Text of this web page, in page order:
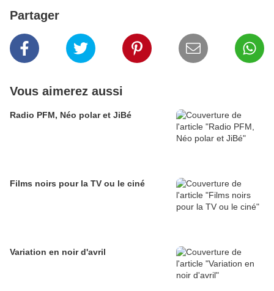
Partager
Vous aimerez aussi
Radio PFM, Néo polar et JiBé
Films noirs pour la TV ou le ciné
Variation en noir d'avril